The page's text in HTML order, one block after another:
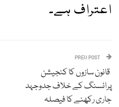
اعتراف ہے۔
قانون سازوں کا کنجیشن
پرائسنگ کے خلاف جدوجہد
جاری رکھنے کا فیصلہ